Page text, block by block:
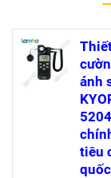
ánh
tiêu